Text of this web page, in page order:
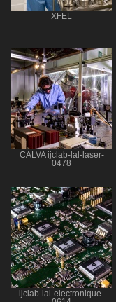
XFEL
CALVA ijclab-lal-laser-
0478
ijclab-lal-electronique-